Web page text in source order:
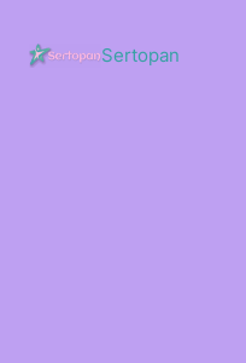
contenido
Sertopan